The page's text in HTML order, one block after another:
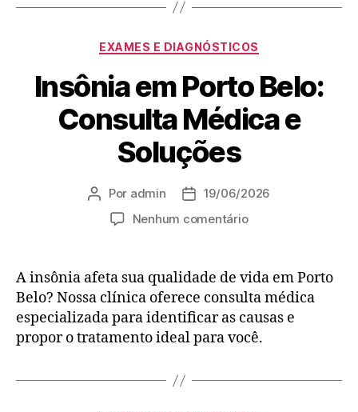
EXAMES E DIAGNÓSTICOS
Insônia em Porto Belo:
Consulta Médica e
Soluções
Por admin
19/06/2026
Nenhum comentário
A insônia afeta sua qualidade de vida em Porto
Belo? Nossa clínica oferece consulta médica
especializada para identificar as causas e
propor o tratamento ideal para você.